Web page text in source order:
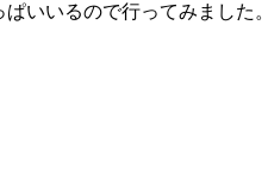
いいるので行ってみました。